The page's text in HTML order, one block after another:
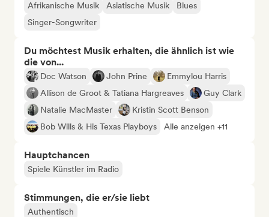
Afrikanische Musik Asiatische Musik
Blues
Singer-Songwriter
Du möchtest Musik erhalten, die ähnlich ist wie
die von...
Doc Watson John Prine
Emmylou Harris
Allison de Groot & Tatiana Hargreaves
Guy Clark
Natalie MacMaster
Kristin Scott Benson
Bob Wills & His Texas Playboys
Alle anzeigen +11
Hauptchancen
Spiele Künstler im Radio
Stimmungen, die er/sie liebt
Authentisch